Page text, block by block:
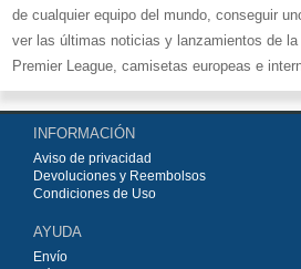
de cualquier equipo del mundo, conseguir
ver las últimas noticias y lanzamientos de la
Premier League, camisetas europeas e
fútbol y kits.
Comprecamisetas de fútbol baratas
más grande de Europa. ¡Grandes ofertas
de fútbol, ​​kits europeos e internacionales,
Compre nuestra gran selección de
INFORMACIÓN
Aviso de privacidad
Devoluciones y Reembolsos
Condiciones de Uso
AYUDA
Envío